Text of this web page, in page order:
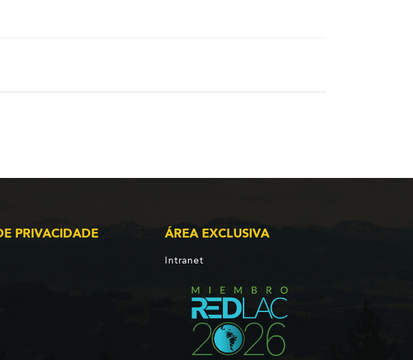
PRIVACIDADE ÁREA EXCLUSIVA
Intranet